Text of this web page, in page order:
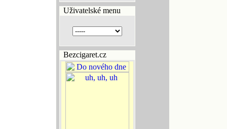
Uživatelské menu
Bezcigaret.cz